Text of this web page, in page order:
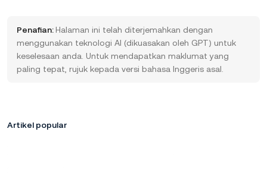
Penafian: Halaman ini telah diterjemahkan dengan
menggunakan teknologi AI (dikuasakan oleh GPT) untuk
keselesaan anda. Untuk mendapatkan maklumat yang
paling tepat, rujuk kepada versi bahasa Inggeris asal.
Artikel popular